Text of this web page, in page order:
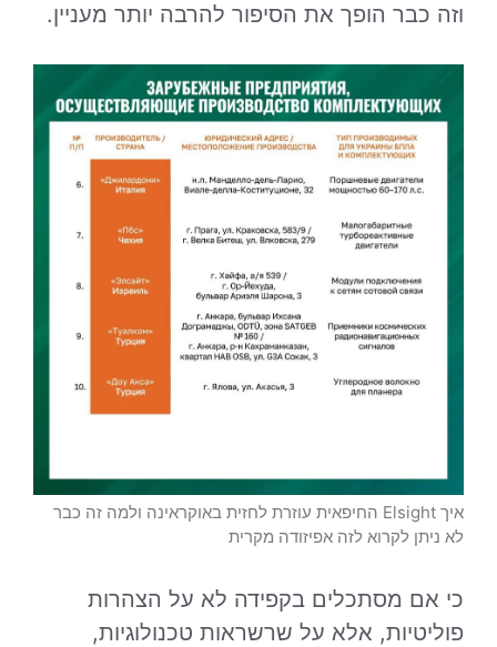
וזה כבר הופך את הסיפור להרבה יותר מעניין.
איך Elsight החיפאית עוזרת לחזית באוקראינה ולמה זה כבר
לא ניתן לקרוא לזה אפיזודה מקרית
כי אם מסתכלים בקפידה לא על הצהרות
פוליטיות, אלא על שרשראות טכנולוגיות,